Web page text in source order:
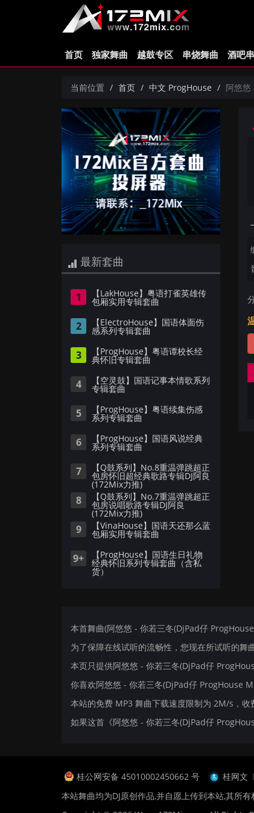
首页 独家舞曲 越鼓专区 串烧舞曲 酒吧
当前位置 首页 中文 ProgHouse 阿悠
最新套曲
1 【LakHouse】粤语打雀英雄传
包厢实用专辑套曲
2 【ElectroHouse】国语体面伤
感系列专辑套曲
3 【ProgHouse】粤语谭校长经
典怀旧专辑套曲
4 【空灵鼓】国语记事本情歌系列
专辑套曲
5 【ProgHouse】粤语续集伤感
系列专辑套曲
6 【ProgHouse】国语风说经典
系列专辑套曲
7 【Q鼓系列】No.8重温弹跳超正
包房怀旧超经典歌路专辑DJ阿良
(172Mix力推)
8 【Q鼓系列】No.7重温弹跳超正
包房说唱歌路专辑DJ阿良
(172Mix力推)
9 【VinaHouse】国语天还那么蓝
包厢实用专辑套曲
9+ 【ProgHouse】国语生日礼物
经典怀旧系列专辑套曲（含私
货）
本首舞曲(阿悠悠 - 你若三冬(DjPad仔
为了保障在线试听的流畅性，您现在所试听的
本页只提供阿悠悠 - 你若三冬(DjPad仔
你喜欢阿悠悠 - 你若三冬(DjPad仔 ProgHouse
本站的免费 MP3 舞曲下载速度限制为 2M/s，收
如果这首《阿悠悠 - 你若三冬(DjPad仔
桂公网安备 45010002450662 号 桂网文
本站舞曲均为DJ原创作品,并自愿上传到本站,其所